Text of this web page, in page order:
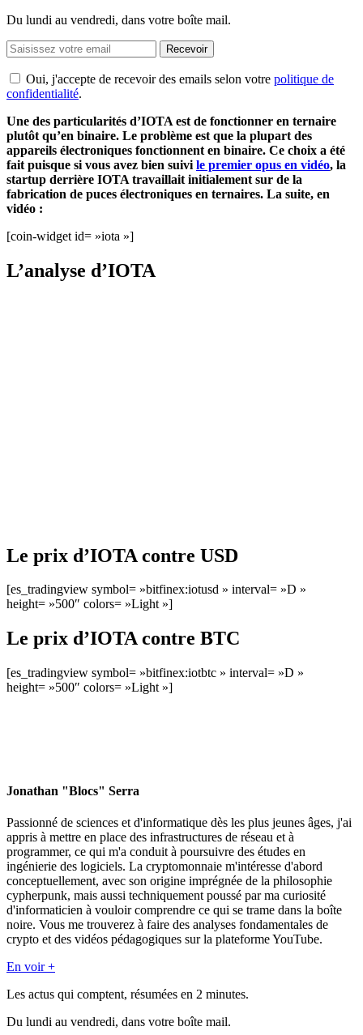
Du lundi au vendredi, dans votre boîte mail.
Recevoir
Oui, j'accepte de recevoir des emails selon votre politique de
confidentialité.
Une des particularités d’IOTA est de fonctionner en ternaire
plutôt qu’en binaire. Le problème est que la plupart des
appareils électroniques fonctionnent en binaire. Ce choix a été
fait puisque si vous avez bien suivi le premier opus en vidéo, la
startup derrière IOTA travaillait initialement sur de la
fabrication de puces électroniques en ternaires. La suite, en
vidéo :
[coin-widget id= »iota »]
L’analyse d’IOTA
Le prix d’IOTA contre USD
[es_tradingview symbol= »bitfinex:iotusd » interval= »D »
height= »500″ colors= »Light »]
Le prix d’IOTA contre BTC
[es_tradingview symbol= »bitfinex:iotbtc » interval= »D »
height= »500″ colors= »Light »]
Jonathan "Blocs" Serra
Passionné de sciences et d'informatique dès les plus jeunes âges, j'ai
appris à mettre en place des infrastructures de réseau et à
programmer, ce qui m'a conduit à poursuivre des études en
ingénierie des logiciels. La cryptomonnaie m'intéresse d'abord
conceptuellement, avec son origine imprégnée de la philosophie
cypherpunk, mais aussi techniquement poussé par ma curiosité
d'informaticien à vouloir comprendre ce qui se trame dans la boîte
noire. Vous me trouverez à faire des analyses fondamentales de
crypto et des vidéos pédagogiques sur la plateforme YouTube.
En voir +
Les actus qui comptent, résumées en 2 minutes.
Du lundi au vendredi, dans votre boîte mail.